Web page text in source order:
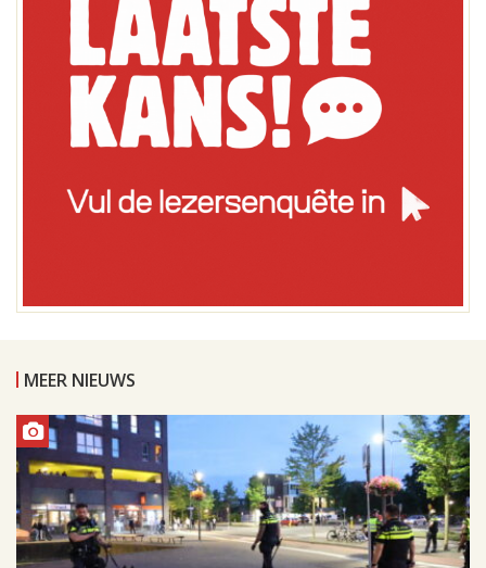
MEER NIEUWS